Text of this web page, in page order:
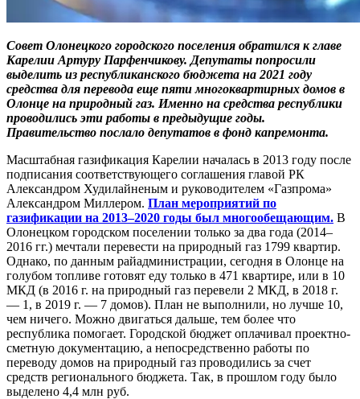
Совет Олонецкого городского поселения обратился к главе
Карелии Артуру Парфенчикову. Депутаты попросили
выделить из республиканского бюджета на 2021 году
средства для перевода еще пяти многоквартирных домов в
Олонце на природный газ. Именно на средства республики
проводились эти работы в предыдущие годы.
Правительство послало депутатов в фонд капремонта.
Масштабная газификация Карелии началась в 2013 году после
подписания соответствующего соглашения главой РК
Александром Худилайненым и руководителем «Газпрома»
Александром Миллером. План мероприятий по
газификации на 2013–2020 годы был многообещающим. В
Олонецком городском поселении только за два года (2014–
2016 гг.) мечтали перевести на природный газ 1799 квартир.
Однако, по данным райадминистрации, сегодня в Олонце на
голубом топливе готовят еду только в 471 квартире, или в 10
МКД (в 2016 г. на природный газ перевели 2 МКД, в 2018 г.
— 1, в 2019 г. — 7 домов). План не выполнили, но лучше 10,
чем ничего. Можно двигаться дальше, тем более что
республика помогает. Городской бюджет оплачивал проектно-
сметную документацию, а непосредственно работы по
переводу домов на природный газ проводились за счет
средств регионального бюджета. Так, в прошлом году было
выделено 4,4 млн руб.